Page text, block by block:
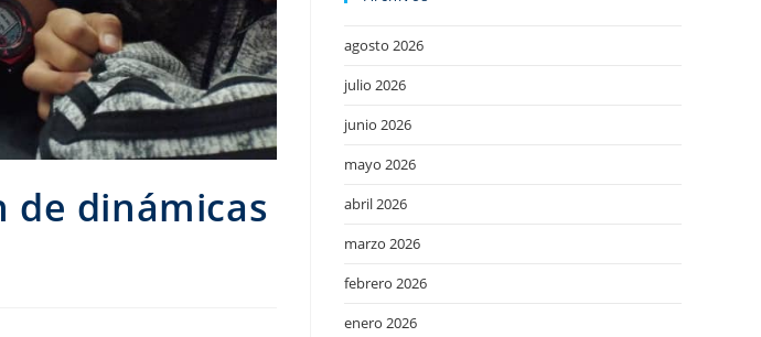
de dinámicas
agosto 2026
julio 2026
junio 2026
mayo 2026
abril 2026
marzo 2026
febrero 2026
enero 2026